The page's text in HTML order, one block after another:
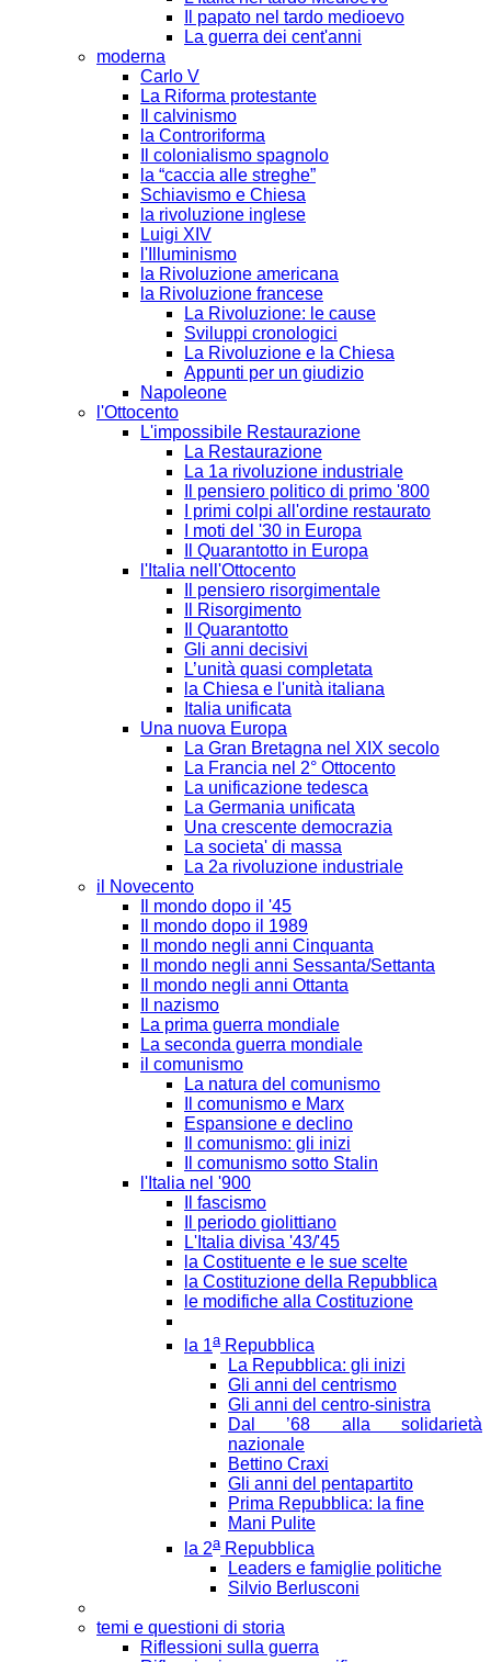
Il papato nel tardo medioevo
La guerra dei cent'anni
moderna
Carlo V
La Riforma protestante
Il calvinismo
la Controriforma
Il colonialismo spagnolo
la “caccia alle streghe”
Schiavismo e Chiesa
la rivoluzione inglese
Luigi XIV
l'Illuminismo
la Rivoluzione americana
la Rivoluzione francese
La Rivoluzione: le cause
Sviluppi cronologici
La Rivoluzione e la Chiesa
Appunti per un giudizio
Napoleone
l'Ottocento
L'impossibile Restaurazione
La Restaurazione
La 1a rivoluzione industriale
Il pensiero politico di primo '800
I primi colpi all'ordine restaurato
I moti del '30 in Europa
Il Quarantotto in Europa
l'Italia nell'Ottocento
Il pensiero risorgimentale
Il Risorgimento
Il Quarantotto
Gli anni decisivi
L’unità quasi completata
la Chiesa e l'unità italiana
Italia unificata
Una nuova Europa
La Gran Bretagna nel XIX secolo
La Francia nel 2° Ottocento
La unificazione tedesca
La Germania unificata
Una crescente democrazia
La societa' di massa
La 2a rivoluzione industriale
il Novecento
Il mondo dopo il '45
Il mondo dopo il 1989
Il mondo negli anni Cinquanta
Il mondo negli anni Sessanta/Settanta
Il mondo negli anni Ottanta
Il nazismo
La prima guerra mondiale
La seconda guerra mondiale
il comunismo
La natura del comunismo
Il comunismo e Marx
Espansione e declino
Il comunismo: gli inizi
Il comunismo sotto Stalin
l'Italia nel '900
Il fascismo
Il periodo giolittiano
L'Italia divisa '43/'45
la Costituente e le sue scelte
la Costituzione della Repubblica
le modifiche alla Costituzione
la 1aRepubblica
La Repubblica: gli inizi
Gli anni del centrismo
Gli anni del centro-sinistra
Dal ’68 alla solidarietà
nazionale
Bettino Craxi
Gli anni del pentapartito
Prima Repubblica: la fine
Mani Pulite
la 2aRepubblica
Leaders e famiglie politiche
Silvio Berlusconi
temi e questioni di storia
Riflessioni sulla guerra